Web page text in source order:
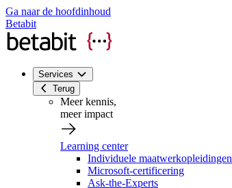
Ga naar de hoofdinhoud
Betabit
Services
Terug
Meer kennis,
meer impact
Learning center
Individuele maatwerkopleidingen
Microsoft-certificering
Ask-the-Experts